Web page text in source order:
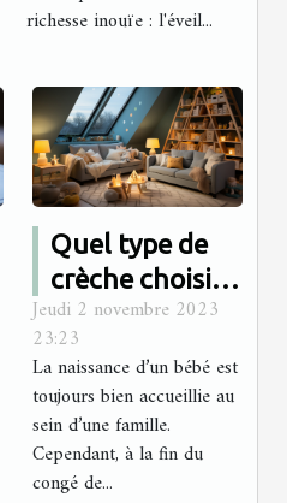
richesse inouïe : l'éveil...
Quel type de
crèche choisir
pour son bébé ?
Jeudi 2 novembre 2023
23:23
La naissance d’un bébé est
toujours bien accueillie au
sein d’une famille.
Cependant, à la fin du
congé de...